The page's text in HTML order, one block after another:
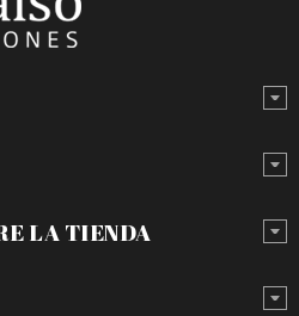
LA TIENDA